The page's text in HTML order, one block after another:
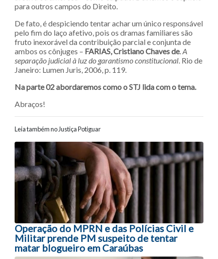
para outros campos do Direito.
De fato, é despiciendo tentar achar um único responsável
pelo fim do laço afetivo, pois os dramas familiares são
fruto inexorável da contribuição parcial e conjunta de
ambos os cônjuges – FARIAS, Cristiano Chaves de.A
separação judicial à luz do garantismo constitucional. Rio de
Janeiro: Lumen Juris, 2006, p. 119.
Na parte 02 abordaremos como o STJ lida com o tema.
Abraços!
Leia também no Justiça Potiguar
Navegação entre posts
Operação do MPRN e das Polícias Civil e
Militar prende PM suspeito de tentar
matar blogueiro em Caraúbas